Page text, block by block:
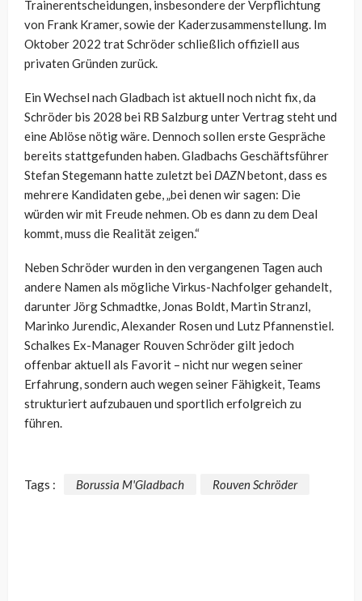
Trainerentscheidungen, insbesondere der Verpflichtung
von Frank Kramer, sowie der Kaderzusammenstellung. Im
Oktober 2022 trat Schröder schließlich offiziell aus
privaten Gründen zurück.
Ein Wechsel nach Gladbach ist aktuell noch nicht fix, da
Schröder bis 2028 bei RB Salzburg unter Vertrag steht und
eine Ablöse nötig wäre. Dennoch sollen erste Gespräche
bereits stattgefunden haben. Gladbachs Geschäftsführer
Stefan Stegemann hatte zuletzt bei DAZNbetont, dass es
mehrere Kandidaten gebe, „bei denen wir sagen: Die
würden wir mit Freude nehmen. Ob es dann zu dem Deal
kommt, muss die Realität zeigen.“
Neben Schröder wurden in den vergangenen Tagen auch
andere Namen als mögliche Virkus-Nachfolger gehandelt,
darunter Jörg Schmadtke, Jonas Boldt, Martin Stranzl,
Marinko Jurendic, Alexander Rosen und Lutz Pfannenstiel.
Schalkes Ex-Manager Rouven Schröder gilt jedoch
offenbar aktuell als Favorit – nicht nur wegen seiner
Erfahrung, sondern auch wegen seiner Fähigkeit, Teams
strukturiert aufzubauen und sportlich erfolgreich zu
führen.
Tags : Borussia M'Gladbach Rouven Schröder